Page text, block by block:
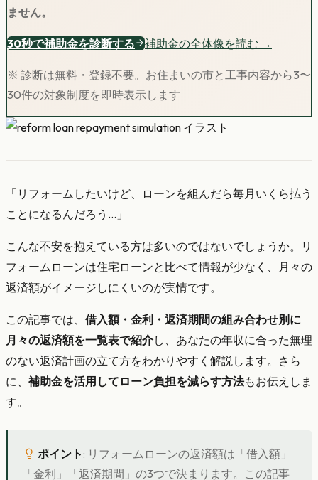
ません。
30秒で補助金を診断する 補助金の全体像を読む →
※ 診断は無料・登録不要。お住まいの市と工事内容から3〜
30件の対象制度を即時表示します
「リフォームしたいけど、ローンを組んだら毎月いくら払う
ことになるんだろう…」
こんな不安を抱えている方は多いのではないでしょうか。リ
フォームローンは住宅ローンと比べて情報が少なく、月々の
返済額がイメージしにくいのが実情です。
この記事では、 借入額・金利・返済期間の組み合わせ別に
月々の返済額を一覧表で紹介し、あなたの年収に合った無理
のない返済計画の立て方をわかりやすく解説します。さら
に、 補助金を活用してローン負担を減らす方法もお伝えしま
す。
ポイント: リフォームローンの返済額は「借入額」
「金利」「返済期間」の3つで決まります。この記事